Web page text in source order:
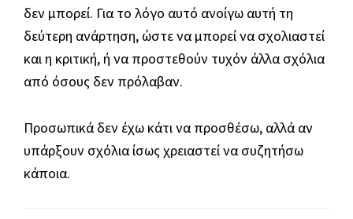
δεν μπορεί. Για το λόγο αυτό ανοίγω αυτή τη
δεύτερη ανάρτηση, ώστε να μπορεί να σχολιαστεί
και η κριτική, ή να προστεθούν τυχόν άλλα σχόλια
από όσους δεν πρόλαβαν.
Προσωπικά δεν έχω κάτι να προσθέσω, αλλά αν
υπάρξουν σχόλια ίσως χρειαστεί να συζητήσω
κάποια.